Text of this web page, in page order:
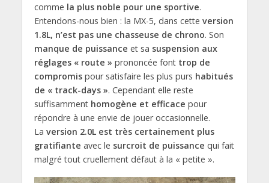
comme la plus noble pour une sportive.
Entendons-nous bien : la MX-5, dans cette version
1.8L, n’est pas une chasseuse de chrono. Son
manque de puissance et sa suspension aux
réglages « route » prononcée font trop de
compromispour satisfaire les plus purs habitués
de « track-days ». Cependant elle reste
suffisamment homogène et efficace pour
répondre à une envie de jouer occasionnelle.
La version 2.0L est très certainement plus
gratifiante avec le surcroit de puissance qui fait
malgré tout cruellement défaut à la « petite ».